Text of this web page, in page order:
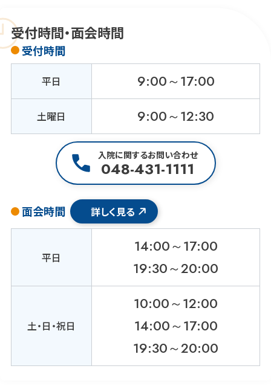
受付時間・面会時間
受付時間
平日 9:00～17:00
土曜日 9:00～12:30
入院に関するお問い合わせ
048-431-1111
面会時間 詳しく見る
平日
14:00～17:00
19:30～20:00
土・日・祝日
10:00～12:00
14:00～17:00
19:30～20:00